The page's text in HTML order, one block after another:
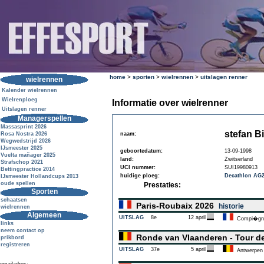
wielrennen
Kalender wielrennen
Wielrenploeg
Uitslagen renner
Managerspellen
Massasprint 2026
Rosa Nostra 2026
Wegwedstrijd 2026
IJsmeester 2025
Vuelta mañager 2025
Strafschop 2021
Bettingpractice 2014
IJsmeester Hollandcups 2013
oude spellen
Sporten
schaatsen
wielrennen
Algemeen
links
neem contact op
prikbord
registreren
home > sporten > wielrennen > uitslagen renner
Informatie over wielrenner
naam: stefan
geboortedatum:
13-09-1998
land:
Zwitserland
UCI nummer:
SUI19980913
huidige ploeg:
Decathlon
Prestaties:
Paris-Roubaix 2026 historie
UITSLAG 8e 12 april
Ronde van Vlaanderen - Tour
UITSLAG 37e 5 april Antwerpen